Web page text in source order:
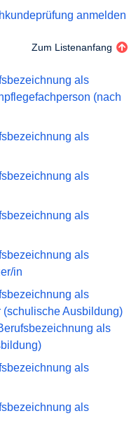
anmelden
Zum Listenanfang
als
(nach
als
als
als
als
in
als
Ausbildung)
als
als
als